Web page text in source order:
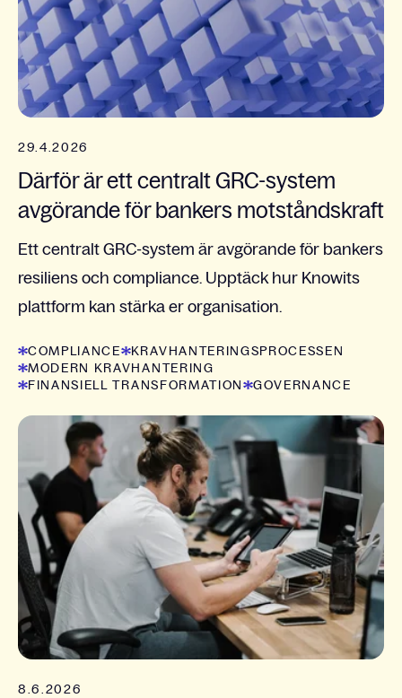
29.4.2026
Därför är ett centralt GRC-system
avgörande för bankers motståndskraft
Ett centralt GRC-system är avgörande för bankers
resiliens och compliance. Upptäck hur Knowits
plattform kan stärka er organisation.
COMPLIANCE
KRAVHANTERINGSPROCESSEN
MODERN KRAVHANTERING
FINANSIELL TRANSFORMATION
GOVERNANCE
8.6.2026